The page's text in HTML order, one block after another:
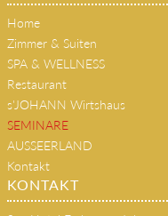
Home
Zimmer & Suiten
SPA & WELLNESS
Restaurant
s'JOHANN Wirtshaus
SEMINARE
AUSSEERLAND
Kontakt
KONTAKT